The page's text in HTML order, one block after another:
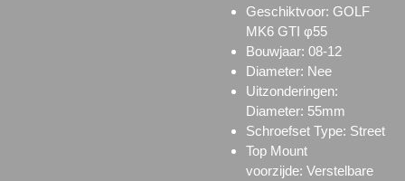
Geschiktvoor: GOLF
MK6 GTI φ55
Bouwjaar: 08-12
Diameter: Nee
Uitzonderingen:
Diameter: 55mm
Schroefset Type: Street
Top Mount
voorzijde: Verstelbare